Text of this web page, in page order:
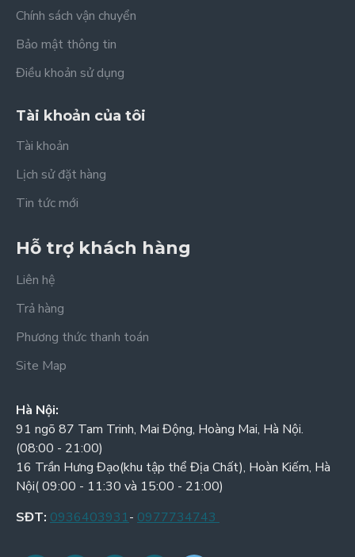
Chính sách vận chuyển
Bảo mật thông tin
Điều khoản sử dụng
Tài khoản của tôi
Tài khoản
Lịch sử đặt hàng
Tin tức mới
Hỗ trợ khách hàng
Liên hệ
Trả hàng
Phương thức thanh toán
Site Map
Hà Nội:
91 ngõ 87 Tam Trinh, Mai Động, Hoàng Mai, Hà Nội.
(08:00 - 21:00)
16 Trần Hưng Đạo(khu tập thể Địa Chất), Hoàn Kiếm, Hà
Nội( 09:00 - 11:30 và 15:00 - 21:00)
SĐT: 0936403931- 0977734743